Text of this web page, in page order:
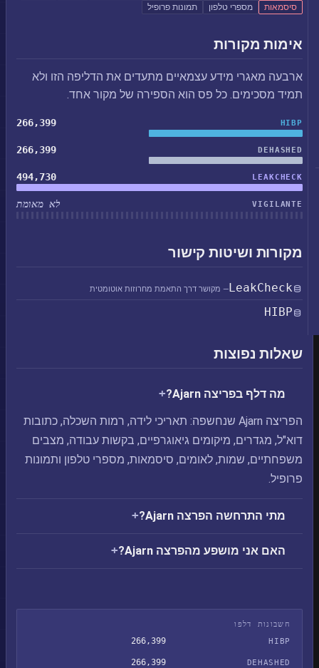
סיסמאות
מספרי טלפון תמונות פרופיל
אימות מקורות
ארבעה מאגרי מידע עצמאיים מתעדים את הדליפה הזו ולא
תמיד מסכימים. כל פס הוא הספירה של מקור אחד.
HIBP
266,399
DEHASHED
266,399
LEAKCHECK
494,730
VIGILANTE לא מאומת
מקורות ושיטות קישור
LeakCheck— מקושר דרך התאמת מחרוזות אוטומטית
HIBP
שאלות נפוצות
מה דלף בפריצה Ajarn?
הפריצה Ajarn שנחשפה: תאריכי לידה, רמות השכלה, כתובות
דוא"ל, מגדרים, מיקומים גיאוגרפיים, בקשות עבודה, מצבים
משפחתיים, שמות, לאומים, סיסמאות, מספרי טלפון ותמונות
פרופיל.
מתי התרחשה הפרצה Ajarn?
האם אני מושפע מהפרצה Ajarn?
חשבונות דלפו
HIBP
266,399
DEHASHED
266,399